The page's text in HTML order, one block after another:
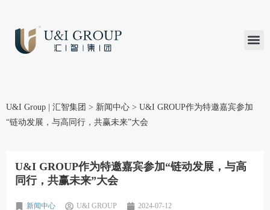
U&I Group | 汇智集团 > 新闻中心 > U&I GROUP作为特邀嘉宾参加
“链动发展，与高同行，共赢未来”大会
U&I GROUP作为特邀嘉宾参加“链动发展，与高
同行，共赢未来”大会
新闻中心 U&I GROUP 2024-07-12